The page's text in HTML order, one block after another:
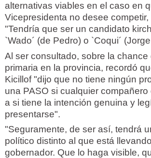
alternativas viables en el caso en
Vicepresidenta no desee competir,
"Tendría que ser un candidato
`Wado´ (de Pedro) o `Coqui´
Al ser consultado, sobre la chance
primaria en la provincia, recordó
Kicillof "dijo que no tiene ningún
una PASO si cualquier
a si tiene la intención genuina y
presentarse".
"Seguramente, de ser así, tendrá
político distinto al que está
gobernador. Que lo haga visible,